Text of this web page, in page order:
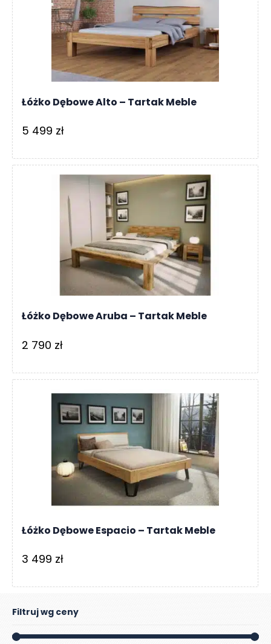
Łóżko Dębowe Alto – Tartak Meble
5 499 zł
Łóżko Dębowe Aruba – Tartak Meble
2 790 zł
Łóżko Dębowe Espacio – Tartak Meble
3 499 zł
Filtruj wg ceny